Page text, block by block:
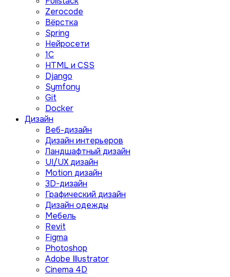
Zerocode
Вёрстка
Spring
Нейросети
1C
HTML и CSS
Django
Symfony
Git
Docker
Дизайн
Веб-дизайн
Дизайн интерьеров
Ландшафтный дизайн
UI/UX дизайн
Motion дизайн
3D-дизайн
Графический дизайн
Дизайн одежды
Мебель
Revit
Figma
Photoshop
Adobe Illustrator
Сinema 4D